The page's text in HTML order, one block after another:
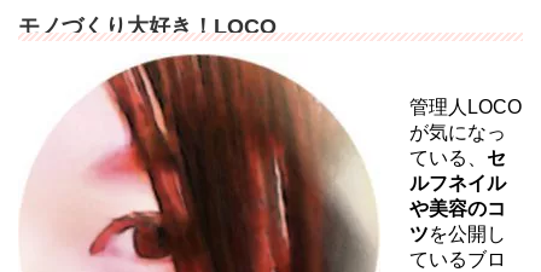
モノづくり大好き！LOCO
管理人LOCO
が気になっ
ている、 セ
ルフネイル
や美容のコ
ツを公開し
ているブロ